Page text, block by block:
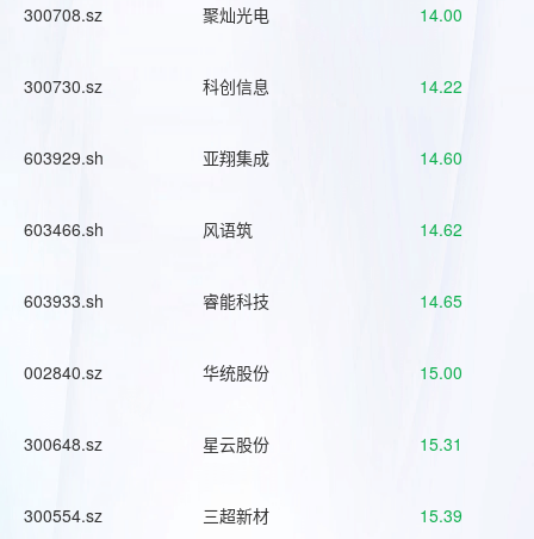
300708.sz 聚灿光电 14.00
300730.sz 科创信息 14.22
603929.sh 亚翔集成 14.60
603466.sh 风语筑 14.62
603933.sh 睿能科技 14.65
002840.sz 华统股份 15.00
300648.sz 星云股份 15.31
300554.sz 三超新材 15.39